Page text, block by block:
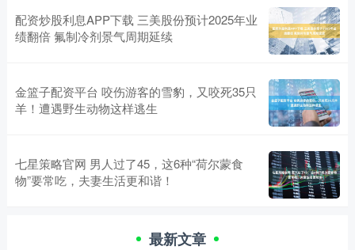
配资炒股利息APP下载 三美股份预计2025年业
绩翻倍 氟制冷剂景气周期延续
金篮子配资平台 咬伤游客的雪豹，又咬死35只
羊！遭遇野生动物这样逃生
七星策略官网 男人过了45，这6种“荷尔蒙食
物”要常吃，夫妻生活更和谐！
最新文章